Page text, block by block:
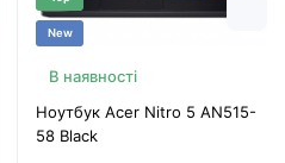
New
В наявності
Ноутбук Acer Nitro 5 AN515-
58 Black